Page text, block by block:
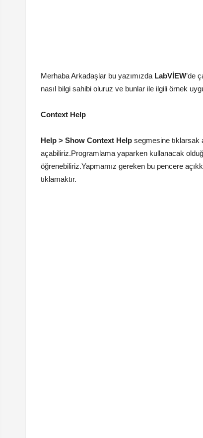
Merhaba Arkadaşlar bu yazımızda LabVİEW’de
nasıl bilgi sahibi oluruz ve bunlar ile ilgili örnek
Context Help
Help > Show Context Help segmesine tıklarsak
açabiliriz.Programlama yaparken kullanacak
öğrenebiliriz.Yapmamız gereken bu pencere
tıklamaktır.